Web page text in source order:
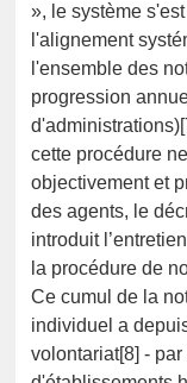
», le système
l'alignement
l'ensemble des
progression
cette procédure
objectivement et
des agents, le
introduit
la procédure de
Ce cumul de la
individuel a
volontariat[8] -